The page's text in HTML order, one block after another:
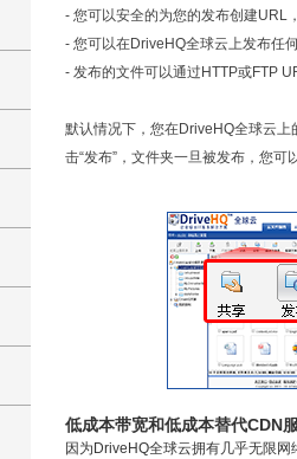
- 您可以安全的为您的发布创建URL
- 您可以在DriveHQ全球云上发布任
- 发布的文件可以通过HTTP或FTP
默认情况下，您在DriveHQ全球云
击“发布”，文件夹一旦被发布，您可
低成本带宽和低成本替代CDN
因为DriveHQ全球云拥有几乎无限